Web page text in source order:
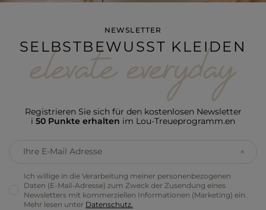
NEWSLETTER
SELBSTBEWUSST KLEIDEN
Registrieren Sie sich für den kostenlosen Newsletter
i 50 Punkte erhalten im Lou-Treueprogramm.en
Ihre E-Mail Adresse
Ich willige in die Verarbeitung meiner personenbezogenen
Daten (E-Mail-Adresse) zum Zweck der Zusendung eines
Newsletters mit kommerziellen Informationen (Marketing) ein.
Mehr lesen unter Datenschutz.